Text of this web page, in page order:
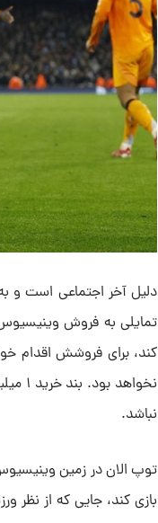
دلیل آخر اجتماعی است و
تمایلی به فروش وینیسیوس
کند، برای فروشش اقدام
نباشد.
توپ الان در زمین
بازی کند، جایی که از نظر